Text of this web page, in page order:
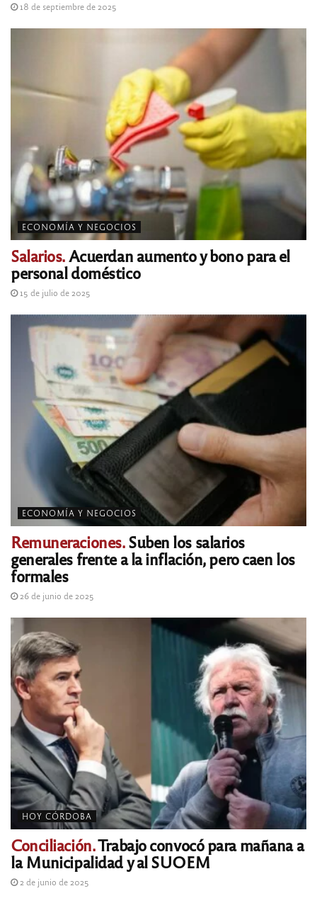
18 de septiembre de 2025
ECONOMÍA Y NEGOCIOS
Salarios.Acuerdan aumento y bono para el
personal doméstico
15 de julio de 2025
ECONOMÍA Y NEGOCIOS
Remuneraciones.Suben los salarios
generales frente a la inflación, pero caen los
formales
26 de junio de 2025
HOY CÓRDOBA
Conciliación.Trabajo convocó para mañana a
la Municipalidad y al SUOEM
2 de junio de 2025